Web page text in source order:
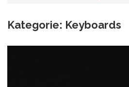
Kategorie: Keyboards